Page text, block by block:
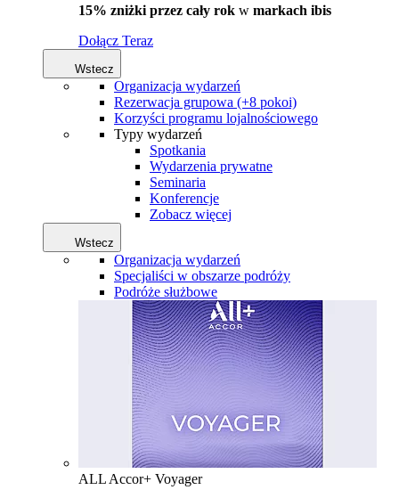
15% zniżki przez cały rok w markach ibis
Dołącz Teraz
Wstecz
Organizacja wydarzeń
Rezerwacja grupowa (+8 pokoi)
Korzyści programu lojalnościowego
Typy wydarzeń
Spotkania
Wydarzenia prywatne
Seminaria
Konferencje
Zobacz więcej
Wstecz
Organizacja wydarzeń
Specjaliści w obszarze podróży
Podróże służbowe
ALL Accor+ Voyager